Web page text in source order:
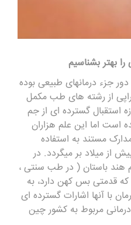
بهتر بشناسیم
جزء درمانهای طبیعی بوده
از رشته های طب مکمل
گسترده ای از جم
است اما این علم هزاران
مستند به استفاده
از سنگ ها به هزاره 4 پیش از میلاد بر میگردد. در
هند باستان ( در طب سنتی ،
قدمتی بس کهن دارد، به
با آنها اشارات گسترده ای
مربوط به کشور چین